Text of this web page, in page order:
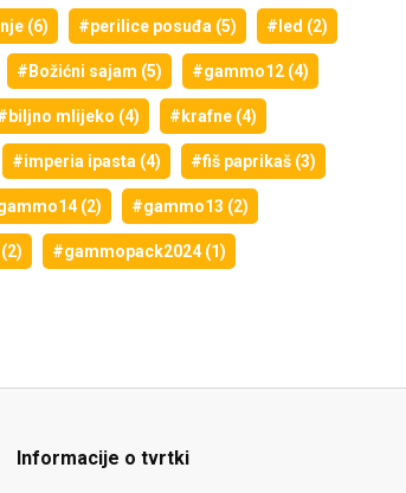
(6) #perilice posuđa (5) #led (2)
#Božićni sajam (5) #gammo12 (4)
mlijeko (4) #krafne (4)
#imperia ipasta (4) #fiš paprikaš (3)
(2) #gammo13 (2)
#gammopack2024 (1)
Informacije o tvrtki